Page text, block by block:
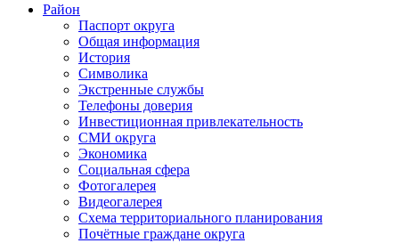
Район
Паспорт округа
Общая информация
История
Символика
Экстренные службы
Телефоны доверия
Инвестиционная привлекательность
СМИ округа
Экономика
Социальная сфера
Фотогалерея
Видеогалерея
Схема территориального планирования
Почётные граждане округа